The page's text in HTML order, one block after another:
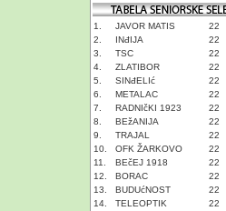
1. JAVOR MATIS 22
2.
INđIJA 22
3.
TSC 22
4.
ZLATIBOR 22
5.
SINđELIć 22
6.
METALAC 22
7.
RADNIčKI 1923 22
8.
BEžANIJA 22
9.
TRAJAL 22
10.
OFK ŽARKOVO 22
11.
BEčEJ 1918 22
12.
BORAC 22
13.
BUDUćNOST 22
14.
TELEOPTIK 22